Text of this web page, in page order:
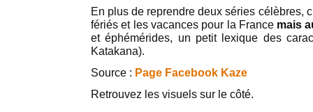
En plus de reprendre deux séries célèbres,
fériés et les vacances pour la France mais
et éphémérides, un petit lexique des
Katakana).
Source : Page Facebook Kaze
Retrouvez les visuels sur le côté.